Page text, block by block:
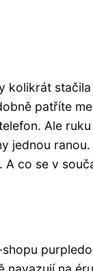
kolikrát
patříte
Ale
jednou
co se v